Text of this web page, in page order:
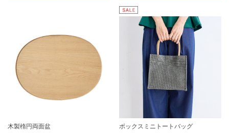
木製楕円両面盆 ボックスミニトートバッグ